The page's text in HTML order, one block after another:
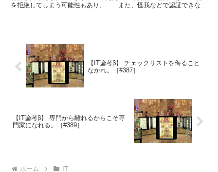
を拒絶してしまう可能性もあり、 また、怪我などで認証できない
【IT論考β】 チェックリストを侮ること
なかれ。［#387］
【IT論考β】 専門から離れるからこそ専
門家になれる。［#389］
ホーム IT